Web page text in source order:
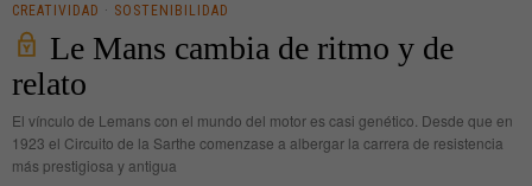
CREATIVIDAD · SOSTENIBILIDAD
Le Mans cambia de ritmo y de
relato
El vínculo de Lemans con el mundo del motor es casi genético. Desde que en
1923 el Circuito de la Sarthe comenzase a albergar la carrera de resistencia
más prestigiosa y antigua